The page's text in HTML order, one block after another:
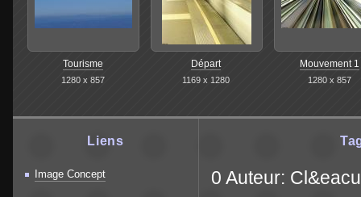
Tourisme
1280 x 857
Départ
1169 x 1280
Mouvement 1
1280 x 857
Liens
Image Concept 0 Auteur: